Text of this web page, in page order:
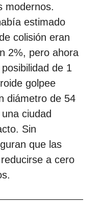
modernos.
estimado
colisión eran
2%, pero ahora
de 1
golpee
diámetro de 54
ciudad
Sin
que las
a cero